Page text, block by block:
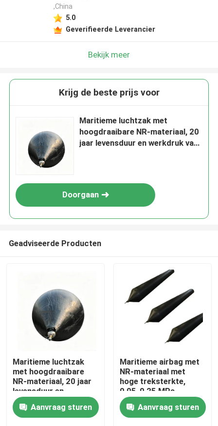
,China
5.0
Geverifieerde Leverancier
Bekijk meer
Krijg de beste prijs voor
Maritieme luchtzak met
hoogdraaibare NR-materiaal, 20
jaar levensduur en werkdruk van
Doorgaan
Geadviseerde Producten
Maritieme luchtzak
met hoogdraaibare
NR-materiaal, 20 jaar
levensduur en
werkdruk van 0,05-
0,25 MPA voor het
lanceren van schepen
Aanvraag sturen
Maritieme airbag met
NR-materiaal met
hoge treksterkte,
0,05-0,25 MPa
werkdruk en meer dan
20 jaar levensduur
voor scheepslancering
Aanvraag sturen